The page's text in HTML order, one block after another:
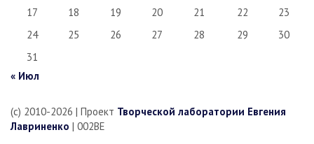
17
18 19 20 21 22
23
24
25 26 27 28 29
30
31
« Июл
(c) 2010-2026 | Проект Творческой лаборатории Евгения
Лавриненко | 002BE